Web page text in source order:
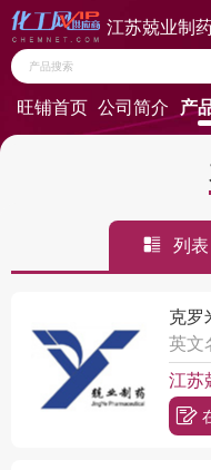
江苏兢业制
旺铺首页 公司简介 产
JIANGSU
列表
克罗
英文
江苏